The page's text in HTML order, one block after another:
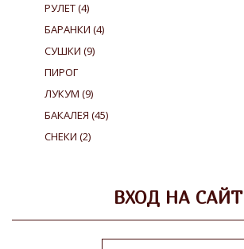
РУЛЕТ(4)
БАРАНКИ (4)
СУШКИ (9)
ПИРОГ
ЛУКУМ (9)
БАКАЛЕЯ (45)
СНЕКИ (2)
ВХОД НА САЙТ